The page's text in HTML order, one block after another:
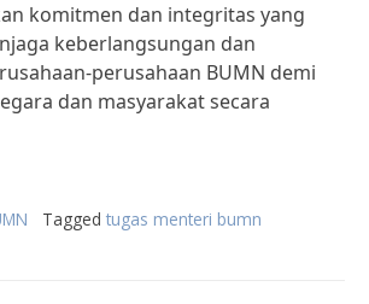
komitmen dan integritas yang
keberlangsungan dan
perusahaan BUMN demi
dan masyarakat secara
Tagged tugas menteri bumn